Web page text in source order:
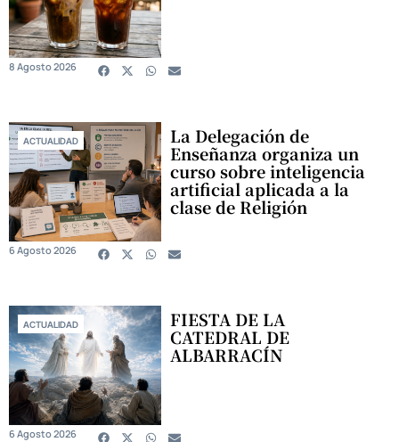
8 Agosto 2026
ACTUALIDAD La Delegación de
Enseñanza organiza un
curso sobre inteligencia
artificial aplicada a la
clase de Religión
6 Agosto 2026
ACTUALIDAD FIESTA DE LA
CATEDRAL DE
ALBARRACÍN
6 Agosto 2026